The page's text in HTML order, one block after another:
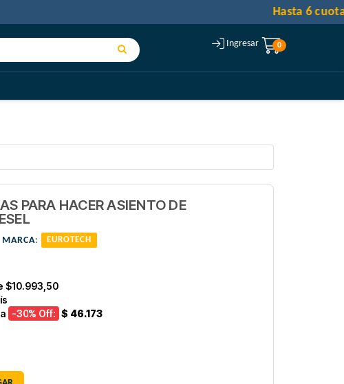
Ingresar 0
PARA HACER ASIENTO DE
MARCA: EUROTECH
$10.993,50
-30% Off: $ 46.173